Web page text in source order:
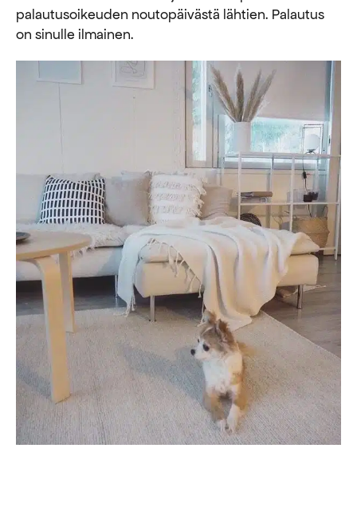
palautusoikeuden noutopäivästä lähtien. Palautus
on sinulle ilmainen.